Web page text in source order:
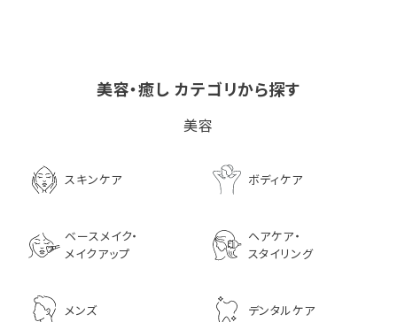
LPLP（ルプルプ） エッ
センスカラートリートメン
美容・癒し カテゴリから探す
美容
スキンケア ボディケア
ベースメイク・
メイクアップ
ヘアケア・
スタイリング
メンズ デンタルケア